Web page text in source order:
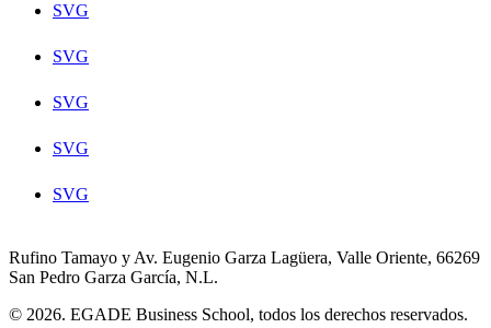
SVG
SVG
SVG
SVG
SVG
Rufino Tamayo y Av. Eugenio Garza Lagüera, Valle Oriente, 66269
San Pedro Garza García, N.L.
© 2026. EGADE Business School, todos los derechos reservados.